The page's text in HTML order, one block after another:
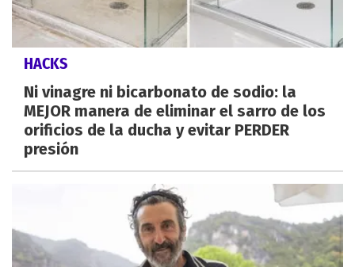
HACKS
Ni vinagre ni bicarbonato de sodio: la
MEJOR manera de eliminar el sarro de los
orificios de la ducha y evitar PERDER
presión